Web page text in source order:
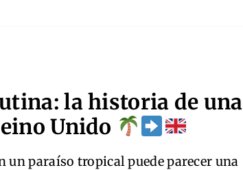
la historia de una
Unido
un paraíso tropical puede parecer una